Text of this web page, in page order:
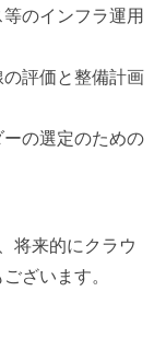
のインフラ運用
評価と整備計画
の選定のための
将来的にクラウ
ざいます。